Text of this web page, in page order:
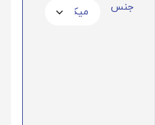
جنس